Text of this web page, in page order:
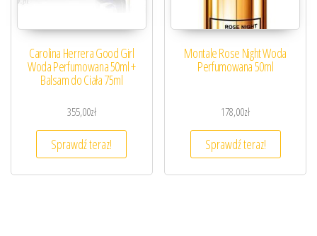
Carolina Herrera Good Girl
Woda Perfumowana 50ml +
Balsam do Ciała 75ml
355,00zł
Sprawdź teraz!
Montale Rose Night Woda
Perfumowana 50ml
178,00zł
Sprawdź teraz!